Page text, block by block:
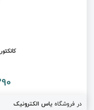
کانکتور BOX HEADER 4×2
در فروشگاه یاس الکترونیک